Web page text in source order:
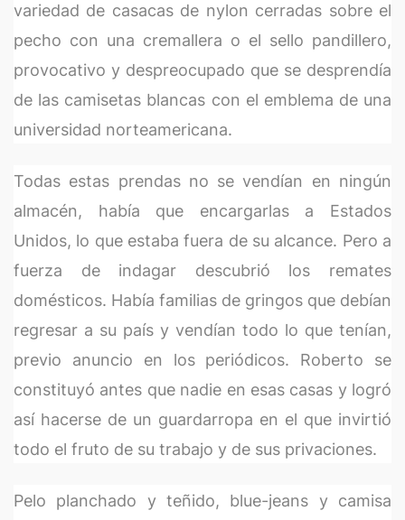
variedad de casacas de nylon cerradas sobre el
pecho con una cremallera o el sello pandillero,
provocativo y despreocupado que se desprendía
de las camisetas blancas con el emblema de una
universidad norteamericana.
Todas estas prendas no se vendían en ningún
almacén, había que encargarlas a Estados
Unidos, lo que estaba fuera de su alcance. Pero a
fuerza de indagar descubrió los remates
domésticos. Había familias de gringos que debían
regresar a su país y vendían todo lo que tenían,
previo anuncio en los periódicos. Roberto se
constituyó antes que nadie en esas casas y logró
así hacerse de un guardarropa en el que invirtió
todo el fruto de su trabajo y de sus privaciones.
Pelo planchado y teñido, blue-jeans y camisa